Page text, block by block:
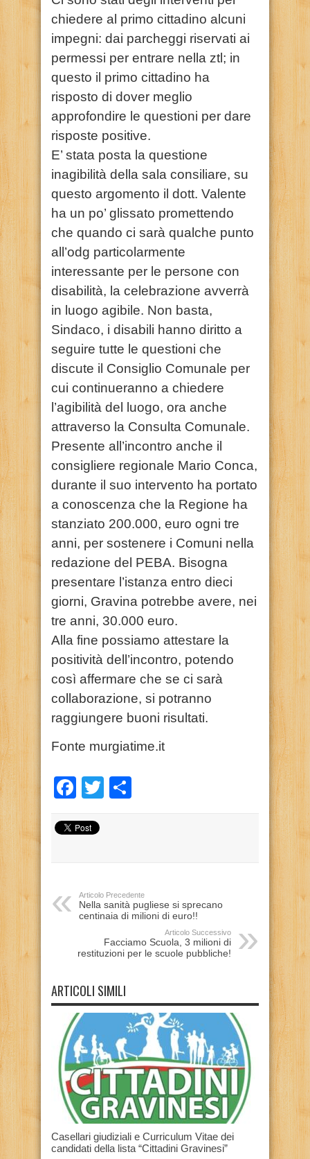
chiedere al primo cittadino alcuni
impegni: dai parcheggi riservati ai
permessi per entrare nella ztl; in
questo il primo cittadino ha
risposto di dover meglio
approfondire le questioni per dare
risposte positive.
E’ stata posta la questione
inagibilità della sala consiliare, su
questo argomento il dott. Valente
ha un po’ glissato promettendo
che quando ci sarà qualche punto
all’odg particolarmente
interessante per le persone con
disabilità, la celebrazione avverrà
in luogo agibile. Non basta,
Sindaco, i disabili hanno diritto a
seguire tutte le questioni che
discute il Consiglio Comunale per
cui continueranno a chiedere
l’agibilità del luogo, ora anche
attraverso la Consulta Comunale.
Presente all’incontro anche il
consigliere regionale Mario Conca,
durante il suo intervento ha portato
a conoscenza che la Regione ha
stanziato 200.000, euro ogni tre
anni, per sostenere i Comuni nella
redazione del PEBA. Bisogna
presentare l’istanza entro dieci
giorni, Gravina potrebbe avere, nei
tre anni, 30.000 euro.
Alla fine possiamo attestare la
positività dell’incontro, potendo
così affermare che se ci sarà
collaborazione, si potranno
raggiungere buoni risultati.
Fonte murgiatime.it
Facebook
Twitter
Articolo Precedente
Nella sanità pugliese si sprecano
centinaia di milioni di euro!!
Articolo Successivo
Facciamo Scuola, 3 milioni di
restituzioni per le scuole pubbliche!
ARTICOLI SIMILI
Casellari giudiziali e Curriculum Vitae dei
candidati della lista “Cittadini Gravinesi”